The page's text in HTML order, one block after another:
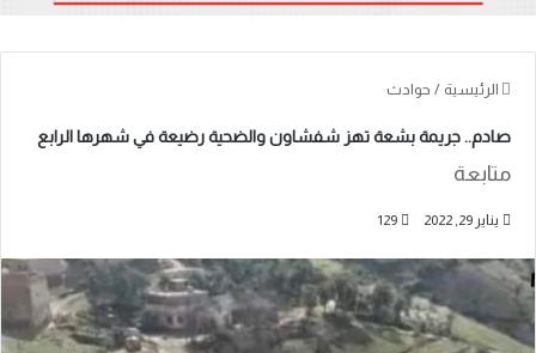
الرئيسية / حوادث
صادم.. جريمة بشعة تهز شفشاون والضحية رضيعة في شهرها الرابع
متابعة
يناير 29, 2022 129